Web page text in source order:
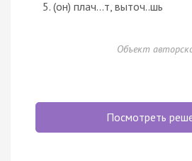
(он) плач…т, выточ..шь
Объект
Посмотреть